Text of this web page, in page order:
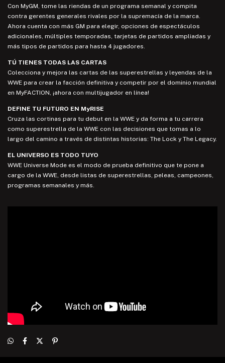
Con MyGM, tome las riendas de un programa semanal y compita
contra gerentes generales rivales por la supremacía de la marca.
Ahora cuenta con más GM para elegir, opciones de espectáculos
adicionales, múltiples temporadas, tarjetas de partidos ampliadas y
más tipos de partidos para hasta 4 jugadores.
TÚ TIENES TODAS LAS CARTAS
Colecciona y mejora las cartas de las superestrellas y leyendas de la
WWE para crear la facción definitiva y competir por el dominio mundial
en MyFACTION, ¡ahora con multijugador en línea!
DEFINE TU FUTURO EN MyRISE
Cruza las cortinas para tu debut en la WWE y da forma a tu carrera
como superestrella de la WWE con las decisiones que tomas a lo
largo del camino a través de distintas historias: The Lock y The Legacy.
EL UNIVERSO ES TODO TUYO
WWE Universe Mode es el modo de prueba definitivo que te pone a
cargo de la WWE, desde listas de superestrellas, peleas, campeones,
programas semanales y más.